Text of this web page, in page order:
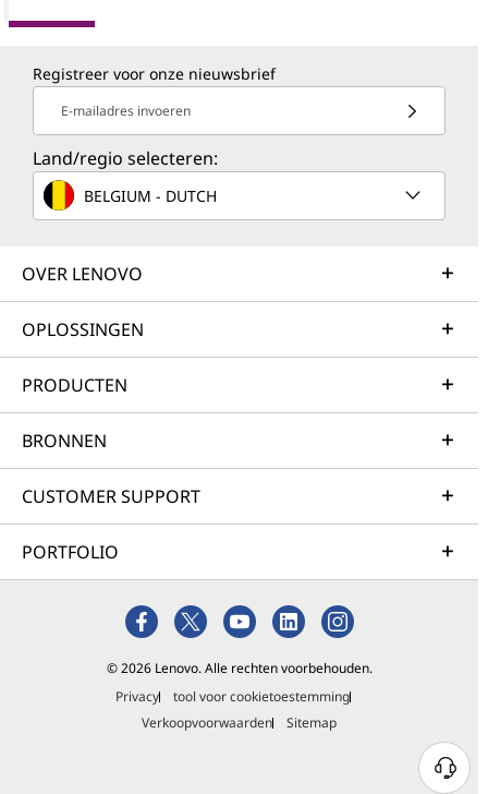
Registreer voor onze nieuwsbrief
E-mailadres invoeren
Land/regio selecteren:
BELGIUM - DUTCH
OVER LENOVO
OPLOSSINGEN
PRODUCTEN
BRONNEN
CUSTOMER SUPPORT
PORTFOLIO
© 2026 Lenovo. Alle rechten voorbehouden.
Privacy
tool voor cookietoestemming
Verkoopvoorwaarden
Sitemap